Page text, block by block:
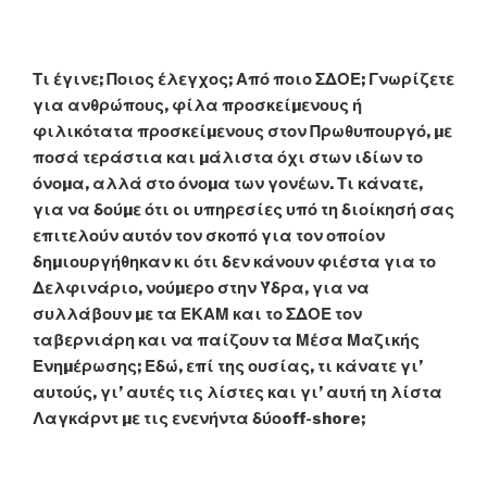
Τι έγινε; Ποιος έλεγχος; Από ποιο ΣΔΟΕ; Γνωρίζετε
για ανθρώπους, φίλα προσκείµενους ή
φιλικότατα προσκείµενους στον Πρωθυπουργό, µε
ποσά τεράστια και µάλιστα όχι στων ιδίων το
όνοµα, αλλά στο όνοµα των γονέων. Τι κάνατε,
για να δούµε ότι οι υπηρεσίες υπό τη διοίκησή σας
επιτελούν αυτόν τον σκοπό για τον οποίον
δηµιουργήθηκαν κι ότι δεν κάνουν φιέστα για το
Δελφινάριο, νούµερο στην Ύδρα, για να
συλλάβουν µε τα ΕΚΑΜ και το ΣΔΟΕ τον
ταβερνιάρη και να παίζουν τα Μέσα Μαζικής
Ενηµέρωσης; Εδώ, επί της ουσίας, τι κάνατε γι’
αυτούς, γι’ αυτές τις λίστες και γι’ αυτή τη λίστα
Λαγκάρντ µε τις ενενήντα δύοoff-shore;